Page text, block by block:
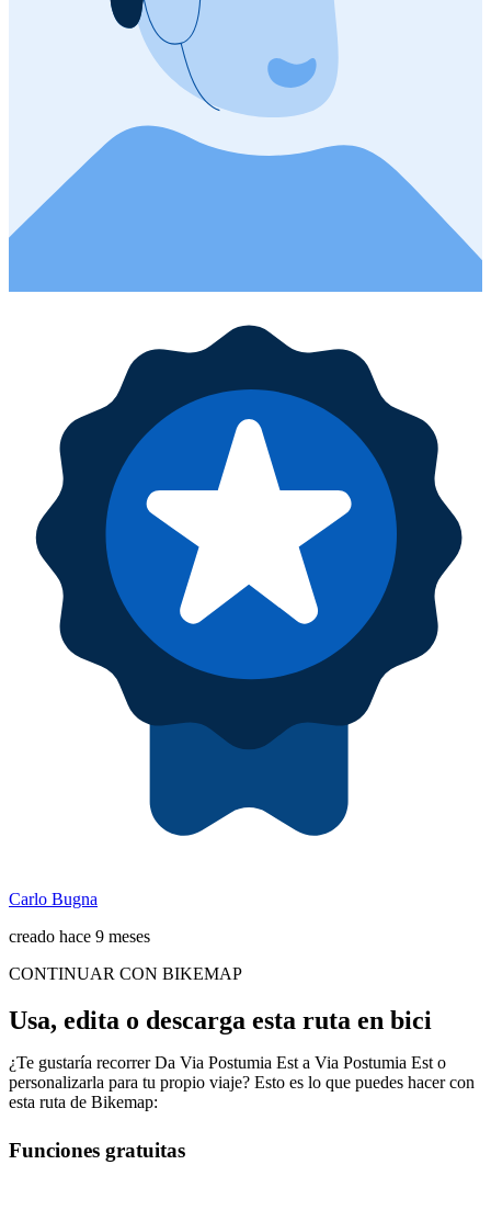
Carlo Bugna
creado hace 9 meses
CONTINUAR CON BIKEMAP
Usa, edita o descarga esta ruta en bici
¿Te gustaría recorrer Da Via Postumia Est a Via Postumia Est o
personalizarla para tu propio viaje? Esto es lo que puedes hacer con
esta ruta de Bikemap:
Funciones gratuitas